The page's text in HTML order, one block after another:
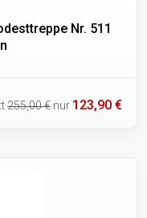
Nr. 511
255,00 € nur 123,90 €